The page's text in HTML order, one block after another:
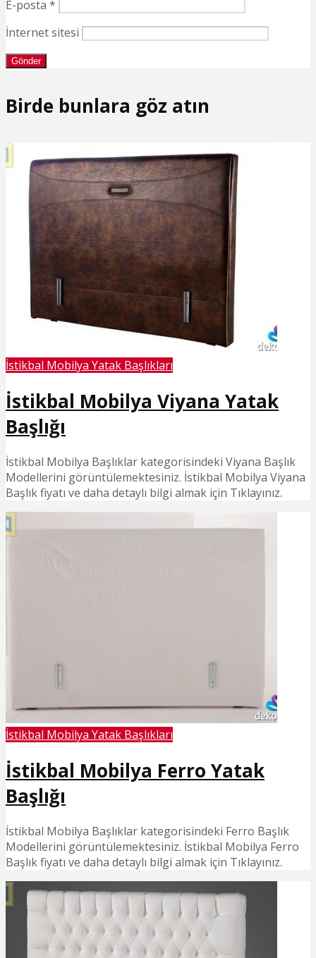
E-posta *
İnternet sitesi
Birde bunlara göz atın
İstikbal Mobilya Yatak Başlıkları
İstikbal Mobilya Viyana Yatak
Başlığı
İstikbal Mobilya Başlıklar kategorisindeki Viyana Başlık
Modellerini görüntülemektesiniz. İstikbal Mobilya Viyana
Başlık fiyatı ve daha detaylı bilgi almak için Tıklayınız.
İstikbal Mobilya Yatak Başlıkları
İstikbal Mobilya Ferro Yatak
Başlığı
İstikbal Mobilya Başlıklar kategorisindeki Ferro Başlık
Modellerini görüntülemektesiniz. İstikbal Mobilya Ferro
Başlık fiyatı ve daha detaylı bilgi almak için Tıklayınız.